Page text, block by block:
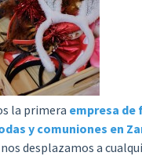
la primera empresa
y comuniones en
desplazamos a